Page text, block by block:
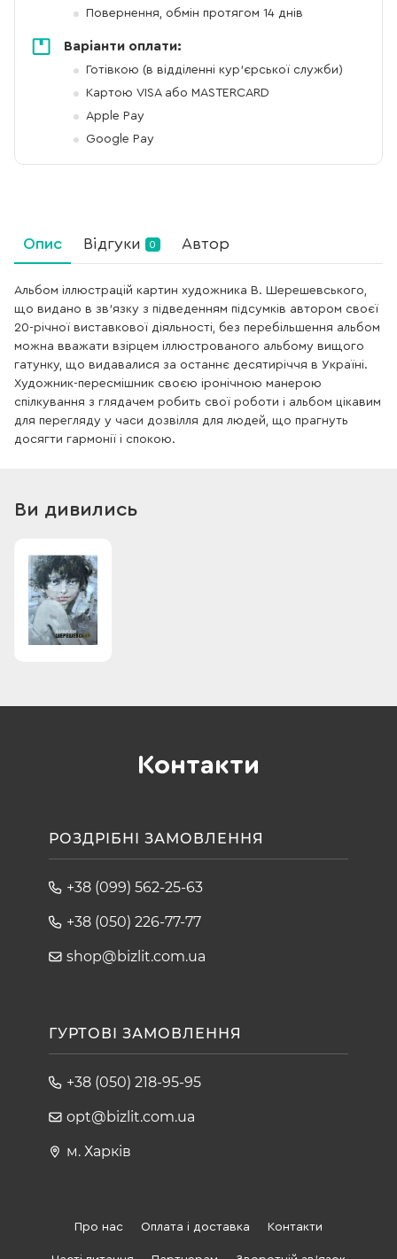
Повернення, обмін протягом 14 днів
Варіанти оплати:
Готівкою (в відділенні кур'єрської служби)
Картою VISA або MASTERCARD
Apple Pay
Google Pay
Опис Відгуки 0 Автор
Альбом іллюстрацій картин художника В. Шерешевського,
що видано в зв’язку з підведенням підсумків автором своєї
20-річної виставкової діяльності, без перебільшення альбом
можна вважати взірцем іллюстрованого альбому вищого
гатунку, що видавалися за останнє десятиріччя в Україні.
Художник-пересмішник своєю іронічною манерою
спілкування з глядачем робить свої роботи і альбом цікавим
для перегляду у часи дозвілля для людей, що прагнуть
досягти гармонії і спокою.
Ви дивились
Контакти
РОЗДРІБНІ ЗАМОВЛЕННЯ
+38 (099) 562-25-63
+38 (050) 226-77-77
shop@bizlit.com.ua
ГУРТОВІ ЗАМОВЛЕННЯ
+38 (050) 218-95-95
opt@bizlit.com.ua
м. Харків
Про нас Оплата і доставка Контакти